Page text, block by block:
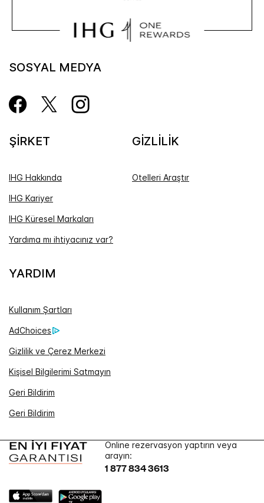
SOSYAL MEDYA
ŞİRKET
IHG Hakkında
IHG Kariyer
IHG Küresel Markaları
Yardıma mı ihtiyacınız var?
GİZLİLİK
Otelleri Araştır
YARDIM
Kullanım Şartları
AdChoices
Gizlilik ve Çerez Merkezi
Kişisel Bilgilerimi Satmayın
Geri Bildirim
Geri Bildirim
Online rezervasyon yaptırın veya
arayın:
1 877 834 3613